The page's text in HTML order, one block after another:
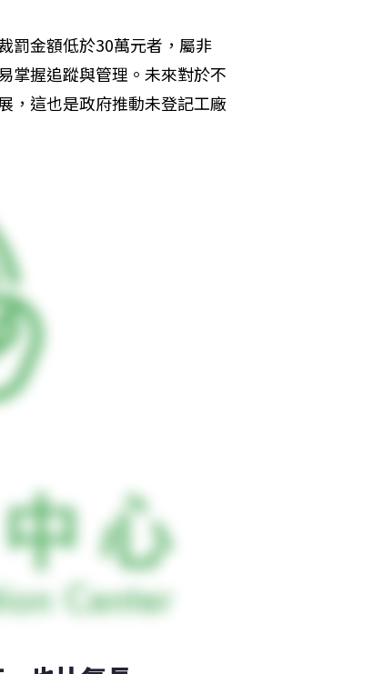
罰金額低於30萬元者，屬非
掌握追蹤與管理。未來對於不
，這也是政府推動未登記工廠